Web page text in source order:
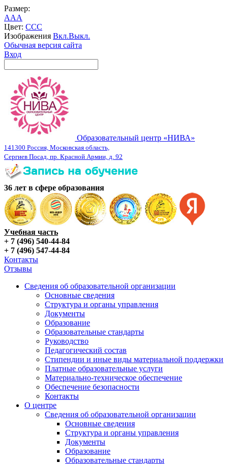
Размер:
AAA
Цвет: CCC
Изображения Вкл.Выкл.
Обычная версия сайта
Вход
Образовательный центр «НИВА»
141300 Россия, Московская область,
Сергиев Посад, пр. Красной Армии, д. 92
36 лет в сфере образования
Учебная часть
+ 7 (496) 540-44-84
+ 7 (496) 547-44-84
Контакты
Отзывы
Сведения об образовательной организации
Основные сведения
Структура и органы управления
Документы
Образование
Образовательные стандарты
Руководство
Педагогический состав
Стипендии и иные виды материальной поддержки
Платные образовательные услуги
Материально-техническое обеспечение
Обеспечение безопасности
Контакты
О центре
Сведения об образовательной организации
Основные сведения
Структура и органы управления
Документы
Образование
Образовательные стандарты